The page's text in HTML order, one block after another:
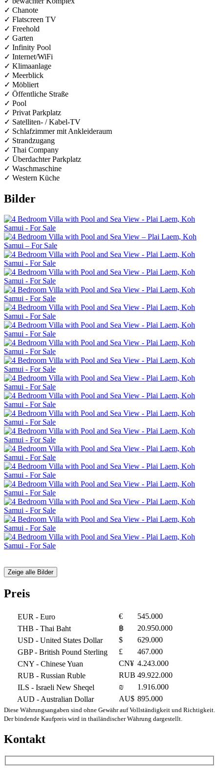
✓ Chanote
✓ Flatscreen TV
✓ Freehold
✓ Garten
✓ Infinity Pool
✓ Internet/WiFi
✓ Klimaanlage
✓ Meerblick
✓ Möbliert
✓ Öffentliche Straße
✓ Pool
✓ Privat Parkplatz
✓ Satelliten- / Kabel-TV
✓ Schlafzimmer mit Ankleideraum
✓ Strandzugang
✓ Thai Company
✓ Überdachter Parkplatz
✓ Waschmaschine
✓ Western Küche
Bilder
Zeige alle Bilder
Preis
EUR - Euro €
545.000
THB - Thai Baht ฿
20.950.000
USD - United States Dollar $
629.000
GBP- British Pound Sterling £
467.000
CNY - Chinese Yuan CN¥ 4.243.000
RUB - Russian Ruble RUB 49.922.000
ILS - Israeli New Sheqel ₪
1.916.000
AUD - Australian Dollar AU$ 895.000
Diese Währungsangaben sind ohne Gewähr auf Vollständigkeit und Richtigkeit.
Der bindende Kaufpreis wird in thailändischer Währung dargestellt.
Kontakt